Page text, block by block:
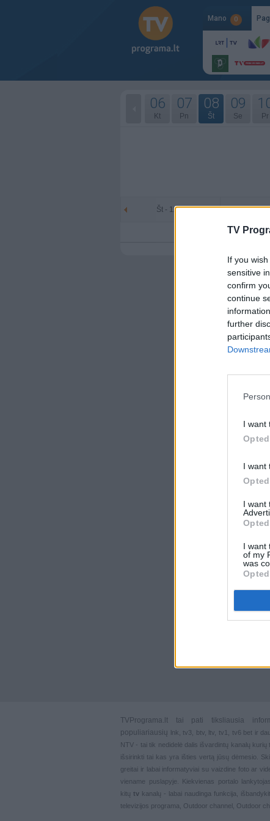
TV
If you
sensitive
confirm
continue
further
I want
I want
I want
I want
of my
was
Mano 0
06
Kt
07
Pn
08
Št
09
Se Pr
Št - 11-08 Se -
TVPrograma.lt tai pati tiksliausia
populiariausių lnk tv3 btv, ltv tv1 tv6 bet ir
NTV - tai tik nedidelė dalis išvardintų kanalų
išsirinkti tai kas yra išties vertą jūsų dėmesio.
greitai ir labai informatyviai su vaizdine foto ar
viename puslapyje. Kiekvienas portalo
kitų tvkanalų - labai naudinga funkcija,
televizijos programa, Outdoor channel, Outdoor